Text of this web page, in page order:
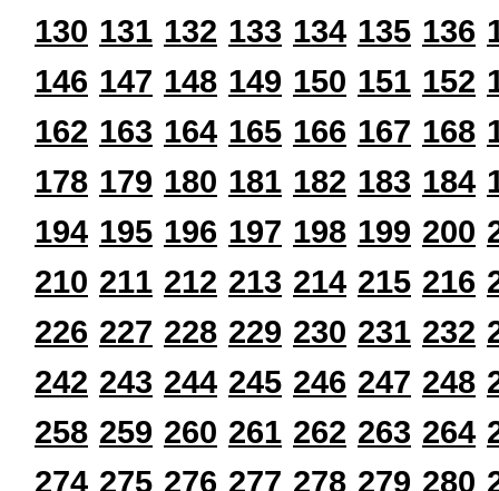
130 131 132 133 134 135 136
146 147 148 149 150 151 152
162 163 164 165 166 167 168
178 179 180 181 182 183 184
194 195 196 197 198 199 200
210 211 212 213 214 215 216
226 227 228 229 230 231 232
242 243 244 245 246 247 248
258 259 260 261 262 263 264
274 275 276 277 278 279 280